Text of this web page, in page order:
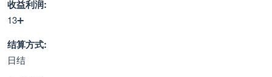
收益利润:
13➕
结算方式:
日结